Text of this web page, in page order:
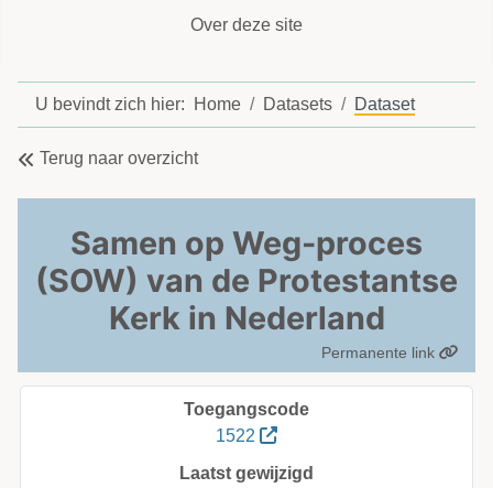
Over deze site
U bevindt zich hier: Home Datasets Dataset
Terug naar overzicht
Samen op Weg-proces
(SOW) van de Protestantse
Kerk in Nederland
Permanente link
Toegangscode
1522
Laatst gewijzigd